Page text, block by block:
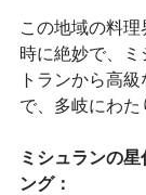
この地域の料
時に絶妙で、ミ
トランから高
で、多岐にわた
ミシュランの
ング：